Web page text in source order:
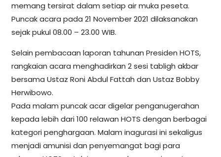
memang tersirat dalam setiap air muka peseta.
Puncak acara pada 21 November 2021 dilaksanakan
sejak pukul 08.00 – 23.00 WIB.
Selain pembacaan laporan tahunan Presiden HOTS,
rangkaian acara menghadirkan 2 sesi tabligh akbar
bersama Ustaz Roni Abdul Fattah dan Ustaz Bobby
Herwibowo.
Pada malam puncak acar digelar penganugerahan
kepada lebih dari 100 relawan HOTS dengan berbagai
kategori penghargaan. Malam inagurasi ini sekaligus
menjadi amunisi dan penyemangat bagi para